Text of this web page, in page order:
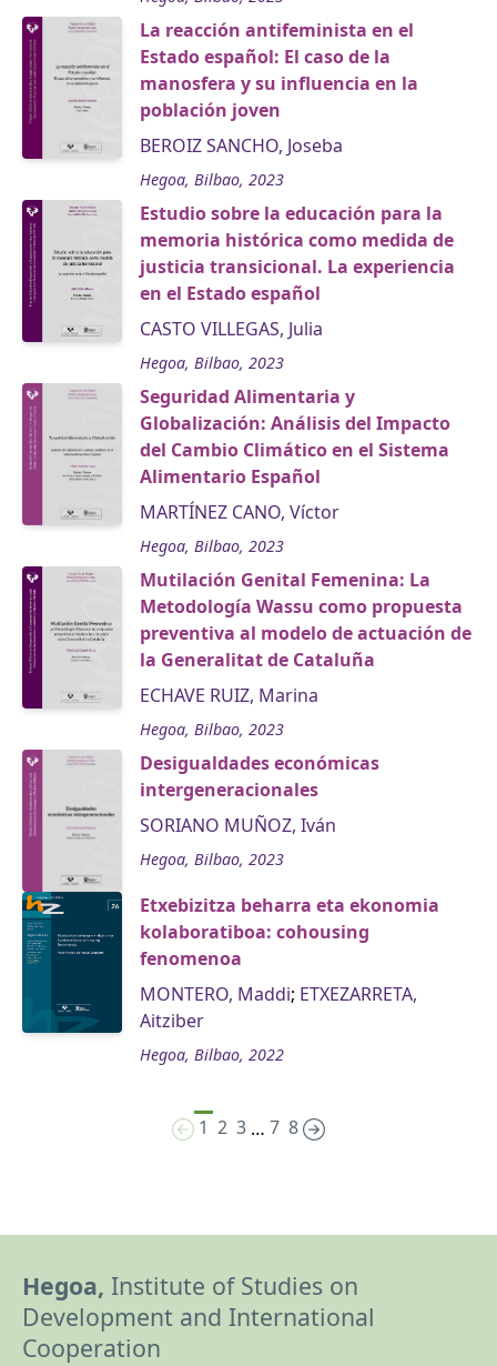
La reacción antifeminista en el
Estado español: El caso de la
manosfera y su influencia en la
población joven
BEROIZ SANCHO, Joseba
Hegoa, Bilbao, 2023
Estudio sobre la educación para la
memoria histórica como medida de
justicia transicional. La experiencia
en el Estado español
CASTO VILLEGAS, Julia
Hegoa, Bilbao, 2023
Seguridad Alimentaria y
Globalización: Análisis del Impacto
del Cambio Climático en el Sistema
Alimentario Español
MARTÍNEZ CANO, Víctor
Hegoa, Bilbao, 2023
Mutilación Genital Femenina: La
Metodología Wassu como propuesta
preventiva al modelo de actuación de
la Generalitat de Cataluña
ECHAVE RUIZ, Marina
Hegoa, Bilbao, 2023
Desigualdades económicas
intergeneracionales
SORIANO MUÑOZ, Iván
Hegoa, Bilbao, 2023
Etxebizitza beharra eta ekonomia
kolaboratiboa: cohousing
fenomenoa
MONTERO, Maddi; ETXEZARRETA,
Aitziber
Hegoa, Bilbao, 2022
1 2 3 … 7 8
Hegoa, Institute of Studies on
Development and International
Cooperation